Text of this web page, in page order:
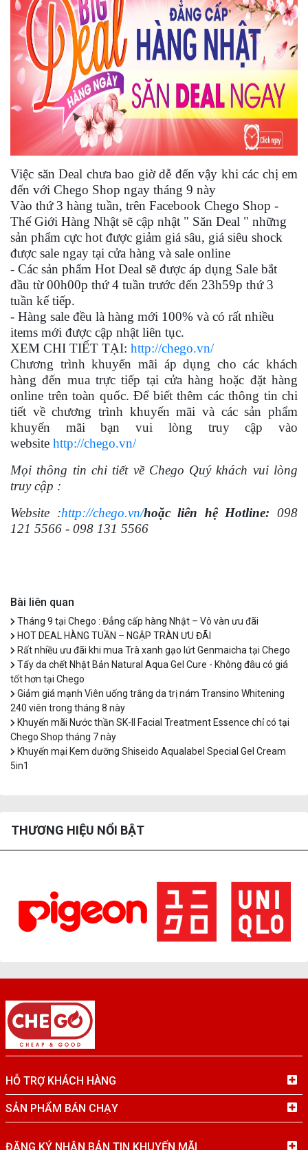
Việc săn Deal chưa bao giờ dễ đến vậy khi các chị em
đến với Chego Shop ngay tháng 9 này
Vào thứ 3 hàng tuần, trên Facebook Chego Shop -
Thế Giới Hàng Nhật sẽ cập nhật " Săn Deal " những
sản phẩm cực hot được giảm giá sâu, giá siêu shock
được sale ngay tại cửa hàng và sale online
- Các sản phẩm Hot Deal sẽ được áp dụng Sale bắt
đầu từ 00h00p thứ 4 tuần trước đến 23h59p thứ 3
tuần kế tiếp.
- Hàng sale đều là hàng mới 100% và có rất nhiều
items mới được cập nhật liên tục.
XEM CHI TIẾT TẠI: http://chego.vn/
Chương trình khuyến mãi áp dụng cho các khách
hàng đến mua trực tiếp tại cửa hàng hoặc đặt hàng
online trên toàn quốc. Để biết thêm các thông tin chi
tiết về chương trình khuyến mãi và các sản phẩm
khuyến mãi bạn vui lòng truy cập vào
website http://chego.vn/
Mọi thông tin chi tiết về Chego Quý khách vui lòng
truy cập :
Website :http://chego.vn/hoặc liên hệ Hotline:098
121 5566 - 098 131 5566
Bài liên quan
Tháng 9 tại Chego : Đẳng cấp hàng Nhật – Vô vàn ưu đãi
HOT DEAL HÀNG TUẦN – NGẬP TRÀN ƯU ĐÃI
Rất nhiều ưu đãi khi mua Trà xanh gạo lứt Genmaicha tại Chego
Tẩy da chết Nhật Bản Natural Aqua Gel Cure - Không đâu có giá
tốt hơn tại Chego
Giảm giá mạnh Viên uống trắng da trị nám Transino Whitening
240 viên trong tháng 8 này
Khuyến mãi Nước thần SK-II Facial Treatment Essence chỉ có tại
Chego Shop tháng 7 này
Khuyến mại Kem dưỡng Shiseido Aqualabel Special Gel Cream
5in1
THƯƠNG HIỆU NỔI BẬT
HỖ TRỢ KHÁCH HÀNG
SẢN PHẨM BÁN CHẠY
ĐĂNG KÝ NHẬN BẢN TIN KHUYẾN MÃI